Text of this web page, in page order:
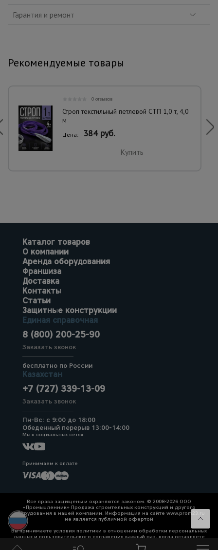
Гарантия и ремонт
Рекомендуемые товары
0 отзывов
Строп текстильный петлевой СТП 1,0 т, 4,0
м
Цена: 384 руб.
Купить
Каталог товаров
О компании
Аренда оборудования
Франшиза
Доставка
Контакты
Статьи
Защитные конструкции
Единая справочная
8 (800) 200-25-90
Заказать звонок
бесплатно по России
Казахстан
+7 (727) 339-13-09
Заказать звонок
Пн-Вс: с 9:00 до 18:00
Обеденный перерыв 13:00-14:00
Мы в социальных сетях:
Принимаем к оплате
Все права защищены и охраняются законом. © 2008-2026 ООО
«Промышленник» Продажа строительных конструкций и другого
оборудования в нашей компании. Информация на сайте www.prom23.ru
не является публичной офертой
Вы принимаете условия политики в отношении обработки персональных
данных и пользовательского соглашения каждый раз, когда оставляете
свои данные в любой форме обратной связи на сайте prom23.ru и его